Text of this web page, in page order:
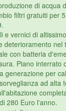
di acqua
filtri gratuiti per
e vernici di
deterioramento nel
con batteria
Piano interrato
generazione per
ad alta
280 Euro l'anno.